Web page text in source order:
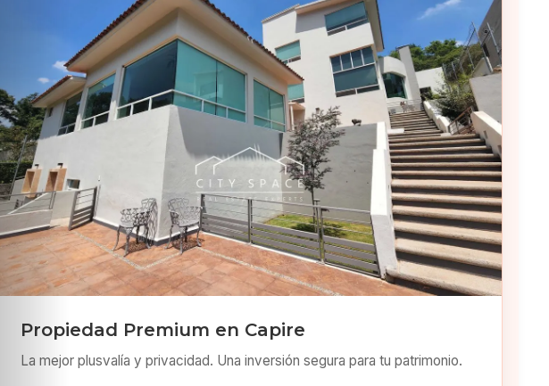
Propiedad Premium en Capire
La mejor plusvalía y privacidad. Una inversión segura para tu patrimonio.